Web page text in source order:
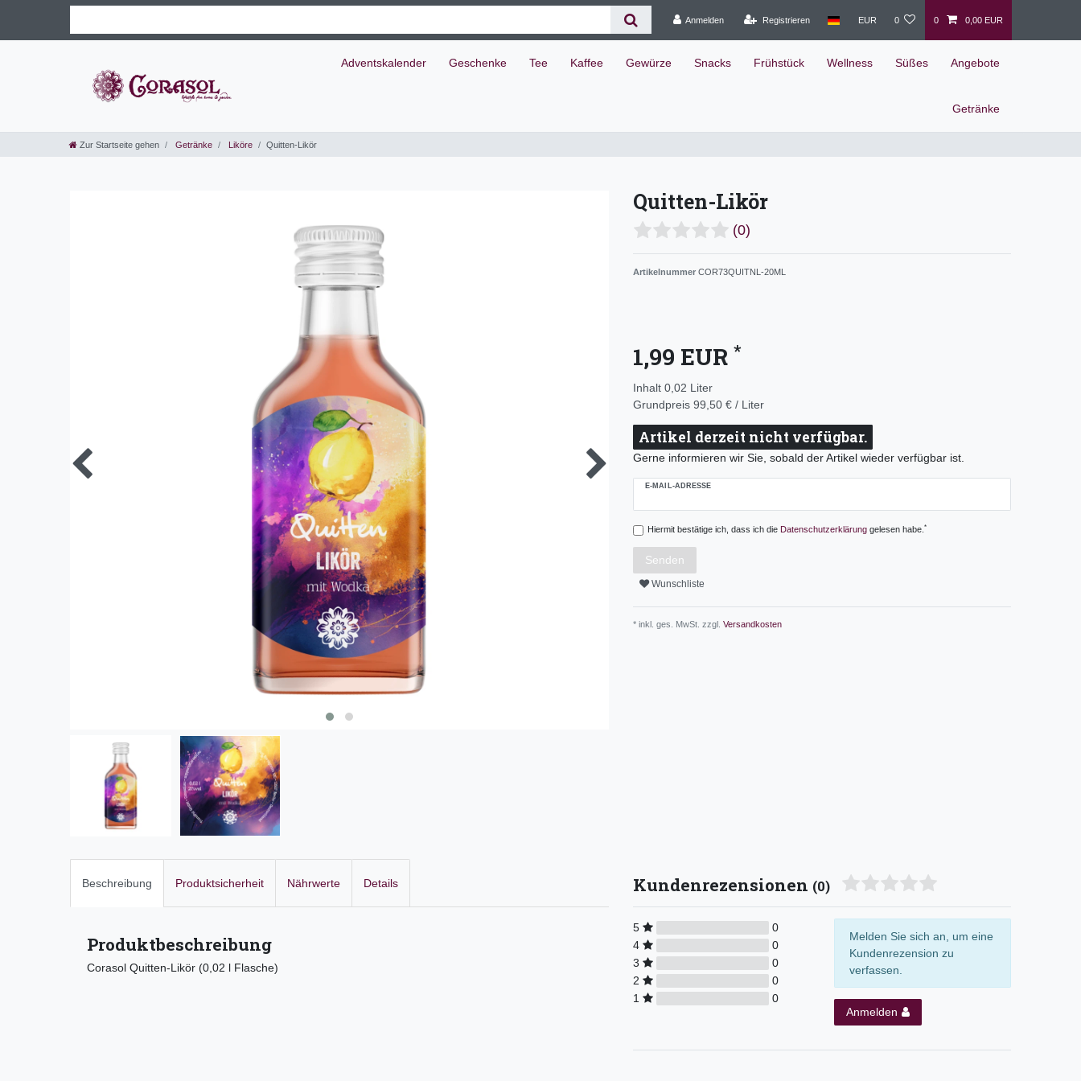
Anmelden Registrieren EUR 0 0 0,00 EUR
Adventskalender Geschenke Tee Kaffee Gewürze Snacks Frühstück Wellness Süßes Angebote
Getränke
Zur Startseite gehen Getränke Liköre Quitten-Likör
Quitten-Likör
(0)
Artikelnummer COR73QUITNL-20ML
1,99 EUR *
Inhalt 0,02 Liter
Grundpreis 99,50 € / Liter
Artikel derzeit nicht verfügbar.
Gerne informieren wir Sie, sobald der Artikel wieder verfügbar ist.
E-MAIL-ADRESSE
Hiermit bestätige ich, dass ich die Daten­schutz­erklärunggelesen habe. *
Senden
Wunschliste
* inkl. ges. MwSt. zzgl. Versandkosten
Beschreibung Produktsicherheit Nährwerte Details
Produktbeschreibung
Corasol Quitten-Likör (0,02 l Flasche)
Kundenrezensionen (0)
5
0
4
0
3
0
2
0
1
0
Melden Sie sich an, um eine
Kundenrezension zu
verfassen.
Anmelden